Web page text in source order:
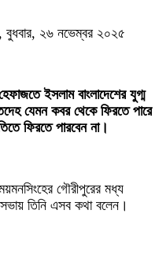
২৬ নভেম্বর ২০২৫
ইসলাম বাংলাদেশের যুগ্ম
যেমন কবর থেকে ফিরতে পারে
ফিরতে পারবেন না।
গৌরীপুরের মধ্য
তিনি এসব কথা বলেন।